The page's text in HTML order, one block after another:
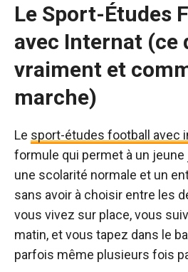
Le Sport-Études
avec Internat (ce
vraiment et
marche)
Le sport-études football avec
formule qui permet à un
une scolarité normale et un
sans avoir à choisir entre les
vous vivez sur place, vous
matin, et vous tapez dans le
parfois même plusieurs fois